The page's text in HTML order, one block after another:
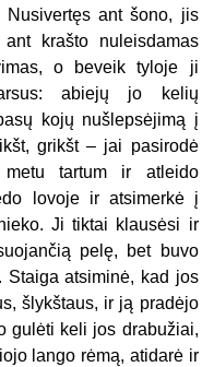
Nusivertęs ant šono, jis
krašto nuleisdamas
o beveik tyloje ji
abiejų jo kelių
kojų nušlepsėjimą į
grikšt – jai pasirodė
tartum ir atleido
lovoje ir atsimerkė į
Ji tiktai klausėsi ir
pelę, bet buvo
atsiminė, kad jos
šlykštaus, ir ją pradėjo
gulėti keli jos drabužiai,
lango rėmą, atidarė ir